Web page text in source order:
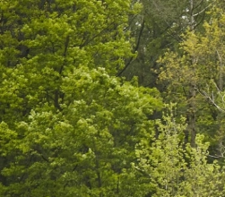
Home Accommodaties